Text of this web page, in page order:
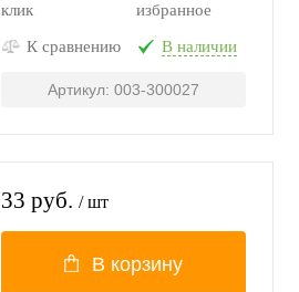
клик
избранное
К сравнению В наличии
Артикул: 003-300027
33 руб. / шт
В корзину